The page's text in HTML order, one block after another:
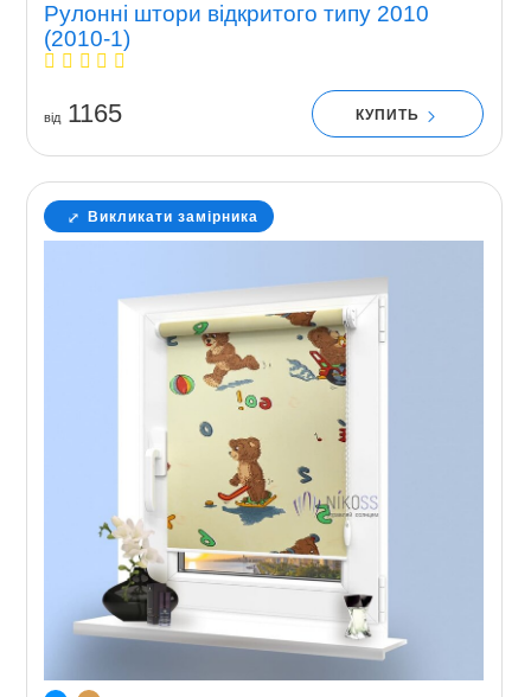
Рулонні штори відкритого типу 2010
(2010-1)
вiд1165 КУПИТЬ
Викликати замірника